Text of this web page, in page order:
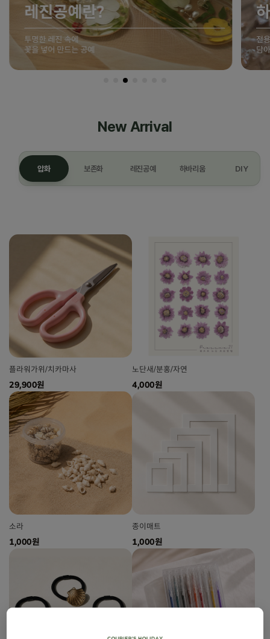
레진공예란?
투명한 레진 속에
꽃을 넣어 만드는 공예
전
담
New Arrival
압화 보존화 레진공예 하바리움 DIY
압화 최신 상품 8개를 불러왔습니다.
플라워가위/치카마사
29,900원
노단새/분홍/자연
4,000원
소라
1,000원
종이매트
1,000원